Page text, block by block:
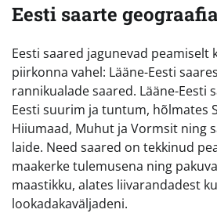
Eesti saarte
Eesti saared jagunevad peamiselt
piirkonna vahel: Lääne-Eesti
rannikualade saared. Lääne-Eesti
Eesti suurim ja tuntum, hõlmates
Hiiumaad, Muhut ja Vormsit ning
laide. Need saared on tekkinud
maakerke tulemusena ning
maastikku, alates liivarandadest
lookadakaväljadeni.